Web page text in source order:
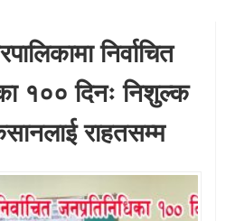
निर्वाचित
१०० दिनः निशुल्क
राहतसम्म